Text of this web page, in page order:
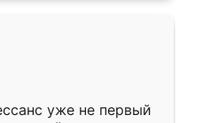
уже не первый